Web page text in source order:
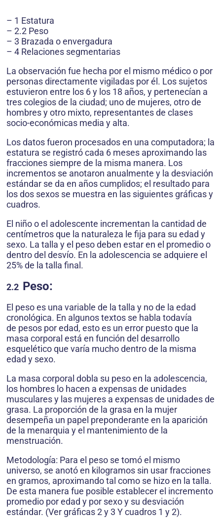
– 1 Estatura
– 2.2 Peso
– 3 Brazada o envergadura
– 4 Relaciones segmentarias
La observación fue hecha por el mismo médico o por
personas directamente vigiladas por él. Los sujetos
estuvieron entre los 6 y los 18 años, y pertenecían a
tres colegios de la ciudad; uno de mujeres, otro de
hombres y otro mixto, representantes de clases
socio-económicas media y alta.
Los datos fueron procesados en una computadora; la
estatura se registró cada 6 meses aproximando las
fracciones siempre de la misma manera. Los
incrementos se anotaron anualmente y la desviación
estándar se da en años cumplidos; el resultado para
los dos sexos se muestra en las siguientes gráficas y
cuadros.
El niño o el adolescente incrementan la cantidad de
centímetros que la naturaleza le fija para su edad y
sexo. La talla y el peso deben estar en el promedio o
dentro del desvío. En la adolescencia se adquiere el
25% de la talla final.
2.2 Peso:
El peso es una variable de la talla y no de la edad
cronológica. En algunos textos se habla todavía
de pesos por edad, esto es un error puesto que la
masa corporal está en función del desarrollo
esquelético que varía mucho dentro de la misma
edad y sexo.
La masa corporal dobla su peso en la adolescencia,
los hombres lo hacen a expensas de unidades
musculares y las mujeres a expensas de unidades de
grasa. La proporción de la grasa en la mujer
desempeña un papel preponderante en la aparición
de la menarquia y el mantenimiento de la
menstruación.
Metodología: Para el peso se tomó el mismo
universo, se anotó en kilogramos sin usar fracciones
en gramos, aproximando tal como se hizo en la talla.
De esta manera fue posible establecer el incremento
promedio por edad y por sexo y su desviación
estándar. (Ver gráficas 2 y 3 Y cuadros 1 y 2).